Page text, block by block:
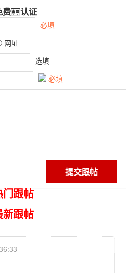
费 认证
必填
网址
选填
必填
门跟帖
新跟帖